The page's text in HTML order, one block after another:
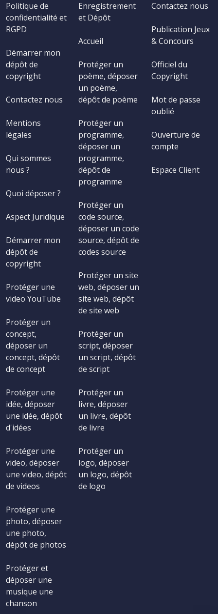
Politique de
confidentialité et
RGPD
Démarrer mon
dépôt de
copyright
Contactez nous
Mentions
légales
Qui sommes
nous ?
Quoi déposer ?
Aspect Juridique
Démarrer mon
dépôt de
copyright
Protéger une
video YouTube
Protéger un
concept,
déposer un
concept, dépôt
de concept
Protéger une
idée, déposer
une idée, dépôt
d'idées
Protéger une
video, déposer
une video, dépôt
de videos
Protéger une
photo, déposer
une photo,
dépôt de photos
Protéger et
déposer une
musique une
chanson
Enregistrement
et Dépôt
Accueil
Protéger un
poème, déposer
un poème,
dépôt de poème
Protéger un
programme,
déposer un
programme,
dépôt de
programme
Protéger un
code source,
déposer un code
source, dépôt de
codes source
Protéger un site
web, déposer un
site web, dépôt
de site web
Protéger un
script, déposer
un script, dépôt
de script
Protéger un
livre, déposer
un livre, dépôt
de livre
Protéger un
logo, déposer
un logo, dépôt
de logo
Contactez nous
Publication Jeux
& Concours
Officiel du
Copyright
Mot de passe
oublié
Ouverture de
compte
Espace Client